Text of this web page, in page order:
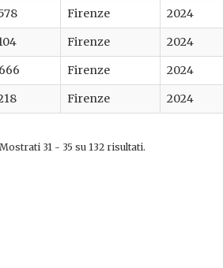
Firenze 2024
Firenze 2024
Firenze 2024
Firenze 2024
Mostrati 31 - 35 su 132 risultati.